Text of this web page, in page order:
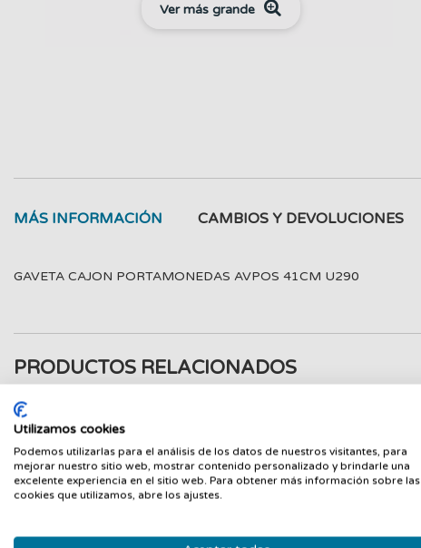
Ver más grande
MÁS INFORMACIÓN CAMBIOS Y DEVOLUCIONES
GAVETA CAJON PORTAMONEDAS AVPOS 41CM U290
PRODUCTOS RELACIONADOS
Utilizamos cookies
Podemos utilizarlas para el análisis de los datos de nuestros visitantes, para
mejorar nuestro sitio web, mostrar contenido personalizado y brindarle una
excelente experiencia en el sitio web. Para obtener más información sobre las
cookies que utilizamos, abre los ajustes.